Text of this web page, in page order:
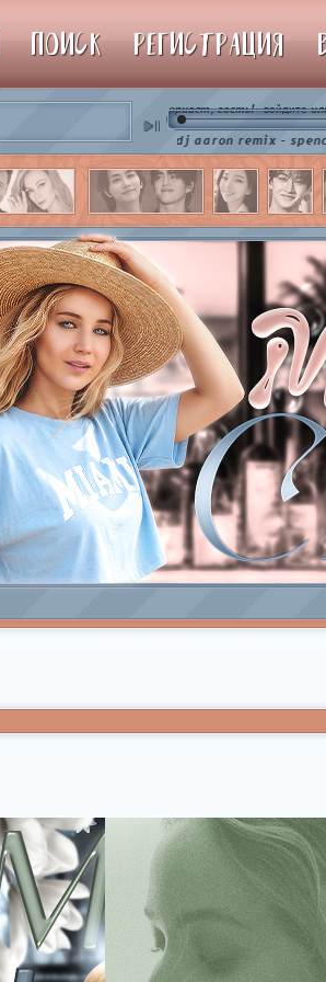
♫ dj aaron remix - spencer hill
ПОИСК РЕГИСТРАЦИЯ
привет, гость! войдите